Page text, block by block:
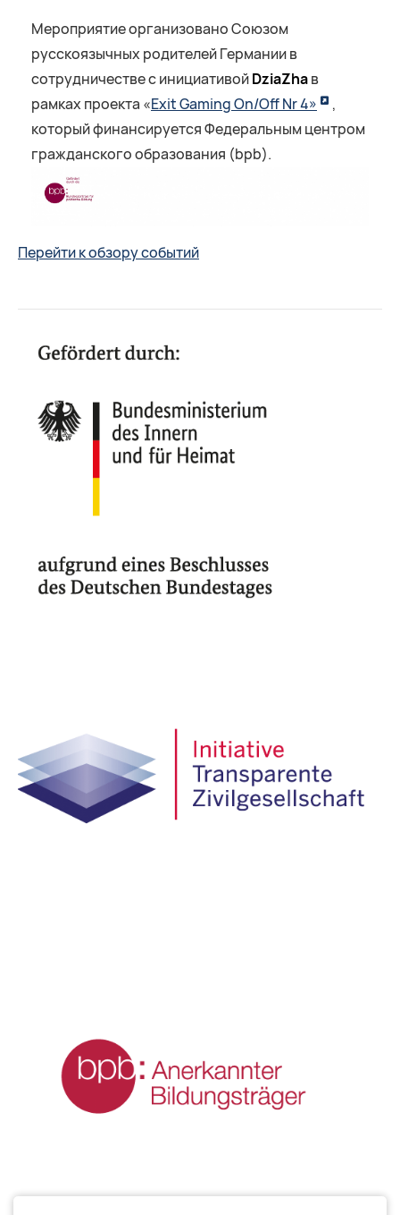
Мероприятие организовано Союзом
русскоязычных родителей Германии в
сотрудничестве с инициативойDziaZhaв
рамках проекта «Exit Gaming On/Off Nr 4»
,
который финансируется Федеральным центром
гражданского образования (bpb).
Перейти к обзору событий